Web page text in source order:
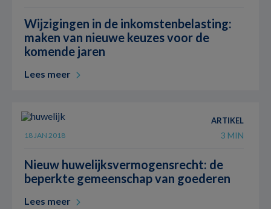
Wijzigingen in de inkomstenbelasting:
maken van nieuwe keuzes voor de
komende jaren
Lees meer
ARTIKEL
18 JAN 2018 3 MIN
Nieuw huwelijksvermogensrecht: de
beperkte gemeenschap van goederen
Lees meer